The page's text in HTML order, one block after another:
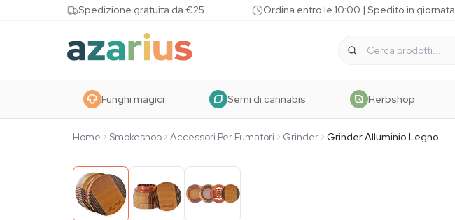
Skip to contentSpedizione gratuita da €25 Ordina entro le 10:00 | Spedito in giornata
Funghi magici Semi di cannabis Herbshop
Home Smokeshop Accessori Per Fumatori Grinder Grinder Alluminio Legno